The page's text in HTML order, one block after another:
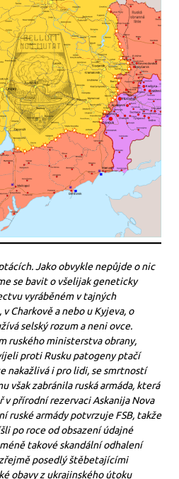
Jako obvykle nepůjde o nic
se bavit o všelijak geneticky
vyráběném v tajných
Charkově a nebo u Kyjeva, o
selský rozum a neni ovce.
ruského ministerstva obrany,
proti Rusku patogeny ptačí
nakažlivá i pro lidi, se smrtností
však zabránila ruská armáda, která
přírodní rezervaci Askanija Nova
ruské armády potvrzuje FSB, takže
po roce od obsazení údajné
takové skandální odhalení
posedlý štěbetajícími
obavy z ukrajinského útoku